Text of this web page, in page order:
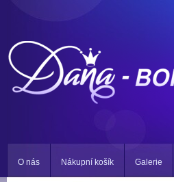
O nás Nákupní košík Galerie